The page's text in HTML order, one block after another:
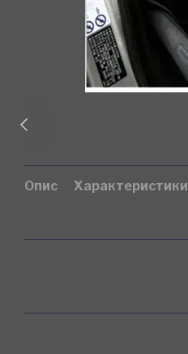
Опис Характеристики